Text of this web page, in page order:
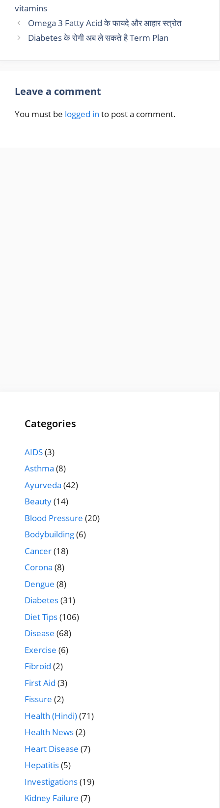
vitamins
Omega 3 Fatty Acid के फायदे और आहार स्त्रोत
Diabetes के रोगी अब ले सकते है Term Plan
Leave a comment
You must be logged in to post a comment.
Categories
AIDS(3)
Asthma (8)
Ayurveda (42)
Beauty(14)
Blood Pressure (20)
Bodybuilding(6)
Cancer(18)
Corona (8)
Dengue (8)
Diabetes(31)
Diet Tips(106)
Disease (68)
Exercise (6)
Fibroid (2)
First Aid (3)
Fissure (2)
Health (Hindi)(71)
Health News(2)
Heart Disease (7)
Hepatitis(5)
Investigations(19)
Kidney Failure (7)